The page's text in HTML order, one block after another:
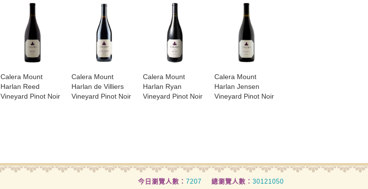
​Calera Mount
Harlan Reed
Vineyard Pinot Noir
​Calera Mount
Harlan de Villiers
Vineyard Pinot Noir
​Calera Mount
Harlan Ryan
Vineyard Pinot Noir
Calera Mount
Harlan Jensen
Vineyard Pinot Noir
今日瀏覽人數： 7207 總瀏覽人數： 30121050